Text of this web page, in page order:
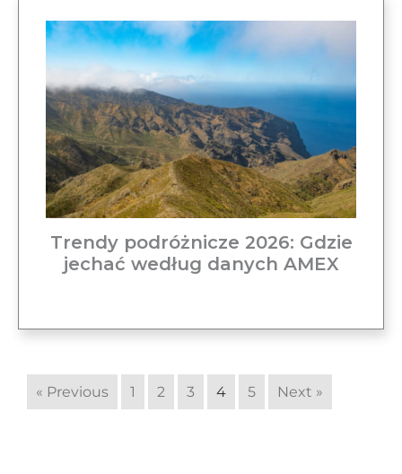
Trendy podróżnicze 2026: Gdzie
jechać według danych AMEX
« Previous 1 2 3 4 5 Next »